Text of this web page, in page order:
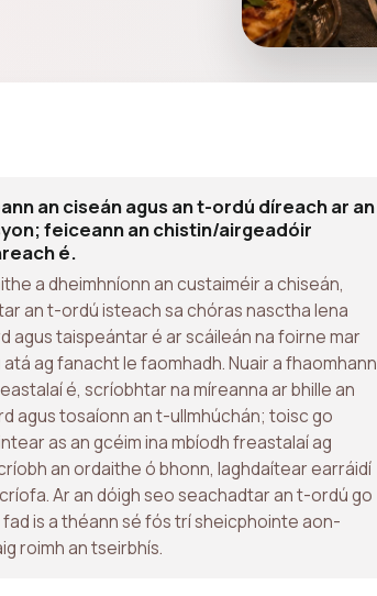
an ciseán agus an t-ordú díreach ar an
feiceann an chistin/airgeadóir
é.
a dheimhníonn an custaiméir a chiseán,
an t-ordú isteach sa chóras nasctha lena
agus taispeántar é ar scáileán na foirne mar
ag fanacht le faomhadh. Nuair a fhaomhann
é, scríobhtar na míreanna ar bhille an
agus tosaíonn an t-ullmhúchán; toisc go
as an gcéim ina mbíodh freastalaí ag
an ordaithe ó bhonn, laghdaítear earráidí
Ar an dóigh seo seachadtar an t-ordú go
is a théann sé fós trí sheicphointe aon-
roimh an tseirbhís.